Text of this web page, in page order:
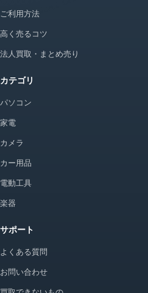
ご利用方法
高く売るコツ
法人買取・まとめ売り
カテゴリ
パソコン
家電
カメラ
カー用品
電動工具
楽器
サポート
よくある質問
お問い合わせ